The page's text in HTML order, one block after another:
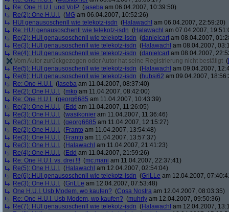
Re: One H.U.I. und VoIP (jaseba am 06.04.2007, 10:39:50)
Re(2): One H.U.I. (MG am 06.04.2007, 10:52:26)
HUI genausoschenll wie telekotz-isdn (Halawachl am 06.04.2007, 22:59:20)
Re: HUI genausoschenll wie telekotz-isdn (Halawachl am 07.04.2007,
Re(2): HUI genausoschenll wie telekotz-isdn (danielcart am 08.04.2007,
Re(3): HUI genausoschenll wie telekotz-isdn (Halawachl am 08.04.2007,
Re(4): HUI genausoschenll wie telekotz-isdn (danielcart am 08.04.2007,
Vom Autor zurückgezogen oder Autor hat seine Registrierung nicht bestätigt (
Re(5): HUI genausoschenll wie telekotz-isdn (Halawachl am 09.04.2007,
Re(6): HUI genausoschenll wie telekotz-isdn (hubsi62 am 09.04.2007,
Re: One H.U.I. (jaseba am 11.04.2007, 08:37:40)
Re(2): One H.U.I. (mko am 11.04.2007, 08:42:00)
Re: One H.U.I. (georg6685 am 11.04.2007, 10:43:39)
Re(2): One H.U.I. (Edd am 11.04.2007, 11:26:05)
Re(3): One H.U.I. (wasikonier am 11.04.2007, 11:36:46)
Re(3): One H.U.I. (georg6685 am 11.04.2007, 12:15:27)
Re(2): One H.U.I. (Franto am 11.04.2007, 13:54:48)
Re(3): One H.U.I. (Franto am 11.04.2007, 13:57:37)
Re(3): One H.U.I. (Halawachl am 11.04.2007, 21:41:23)
Re(4): One H.U.I. (Edd am 11.04.2007, 21:59:26)
Re: One H.U.I. vs. drei !!! (mc.mani am 11.04.2007, 22:37:41)
Re(5): One H.U.I. (Halawachl am 12.04.2007, 02:54:04)
Re(6): HUI genausoschenll wie telekotz-isdn (GriLLe am 12.04.2007,
Re(3): One H.U.I. (GriLLe am 12.04.2007, 07:53:48)
One H.U.I. Usb Modem, wo kaufen? (Cosa Nostra am 12.04.2007, 08:03:35)
Re: One H.U.I. Usb Modem, wo kaufen? (muhrly am 12.04.2007, 09:50:36)
Re(7): HUI genausoschenll wie telekotz-isdn (Halawachl am 12.04.2007,